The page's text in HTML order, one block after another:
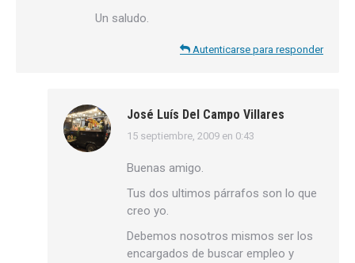
Un saludo.
Autenticarse para responder
José Luís Del Campo Villares
dice:
15 septiembre, 2009 en 0:43
Buenas amigo.
Tus dos ultimos párrafos son lo que
creo yo.
Debemos nosotros mismos ser los
encargados de buscar empleo y